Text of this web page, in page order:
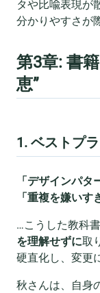
タや比喩表現が
分かりやすさが
第3章: 書
恵”
1. ベストプ
「デザインパタ
「重複を嫌いす
…こうした教科
を理解せずに取
硬直化し、変更
秋さんは、自身